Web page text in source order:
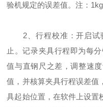
验机规定的误差值。注：
2、行程校准：开启试
止。记录夹具行程即为每
值与直钢尺之差，调整速
值，并核算夹具行程误差值
具起始位置，在软件上设置